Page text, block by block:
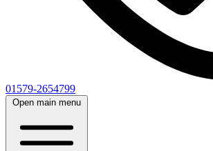
01579-2654799
Open main menu